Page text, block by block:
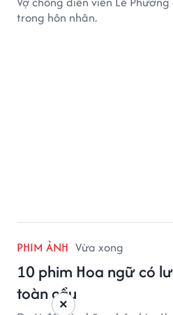
trong hôn nhân.
PHIM ẢNH Vừa xong
10 phim Hoa ngữ có
toàn cầu
×